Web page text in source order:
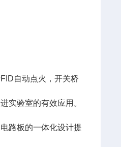
FID自动点火，开关桥
实验室的有效应用。
路板的一体化设计提